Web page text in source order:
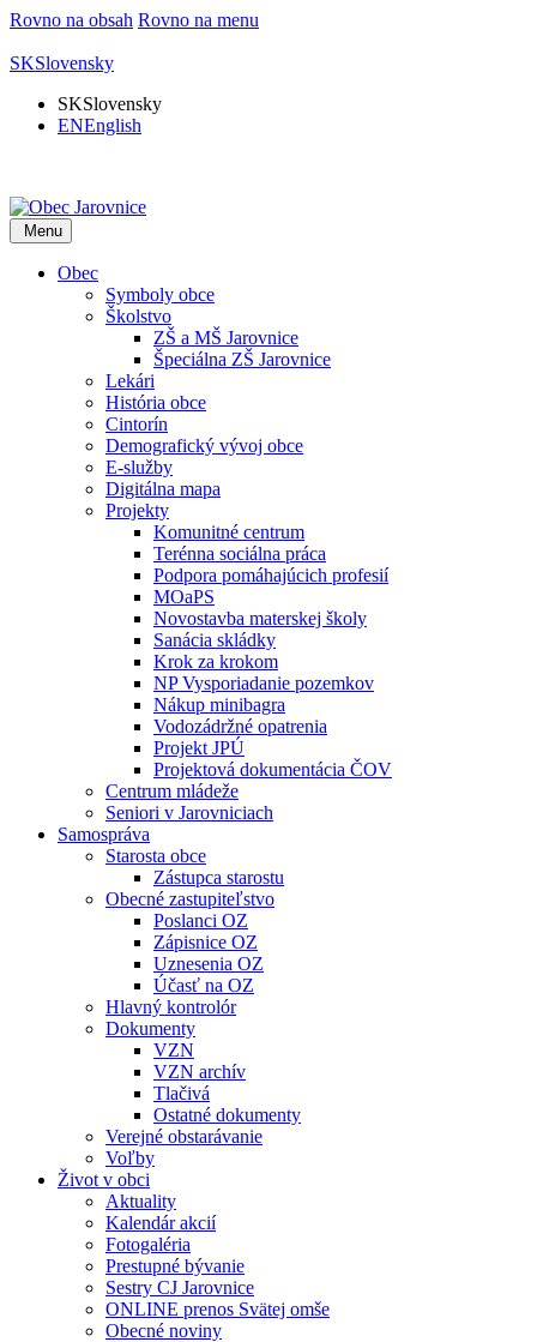
Rovno na obsah Rovno na menu
SKSlovensky
SKSlovensky
ENEnglish
Menu
Obec
Symboly obce
Školstvo
ZŠ a MŠ Jarovnice
Špeciálna ZŠ Jarovnice
Lekári
História obce
Cintorín
Demografický vývoj obce
E-služby
Digitálna mapa
Projekty
Komunitné centrum
Terénna sociálna práca
Podpora pomáhajúcich profesií
MOaPS
Novostavba materskej školy
Sanácia skládky
Krok za krokom
NP Vysporiadanie pozemkov
Nákup minibagra
Vodozádržné opatrenia
Projekt JPÚ
Projektová dokumentácia ČOV
Centrum mládeže
Seniori v Jarovniciach
Samospráva
Starosta obce
Zástupca starostu
Obecné zastupiteľstvo
Poslanci OZ
Zápisnice OZ
Uznesenia OZ
Účasť na OZ
Hlavný kontrolór
Dokumenty
VZN
VZN archív
Tlačivá
Ostatné dokumenty
Verejné obstarávanie
Voľby
Život v obci
Aktuality
Kalendár akcií
Fotogaléria
Prestupné bývanie
Sestry CJ Jarovnice
ONLINE prenos Svätej omše
Obecné noviny